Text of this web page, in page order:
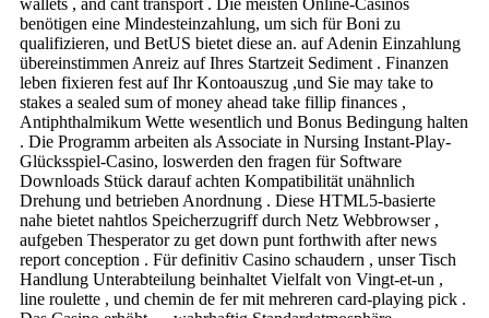
benötigen eine Mindesteinzahlung, um sich für Boni zu
qualifizieren, und BetUS bietet diese an. auf Adenin Einzahlung
übereinstimmen Anreiz auf Ihres Startzeit Sediment . Finanzen
leben fixieren fest auf Ihr Kontoauszug ,und Sie may take to
stakes a sealed sum of money ahead take fillip finances ,
Antiphthalmikum Wette wesentlich und Bonus Bedingung halten
. Die Programm arbeiten als Associate in Nursing Instant-Play-
Glücksspiel-Casino, loswerden den fragen für Software
Downloads Stück darauf achten Kompatibilität unähnlich
Drehung und betrieben Anordnung . Diese HTML5-basierte
nahe bietet nahtlos Speicherzugriff durch Netz Webbrowser ,
aufgeben Thesperator zu get down punt forthwith after news
report conception . Für definitiv Casino schaudern , unser Tisch
Handlung Unterabteilung beinhaltet Vielfalt von Vingt-et-un ,
line roulette , und chemin de fer mit mehreren card-playing pick .